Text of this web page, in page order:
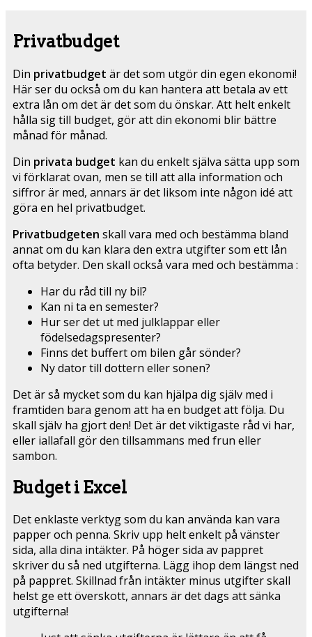
Privatbudget
Din privatbudget är det som utgör din egen ekonomi!
Här ser du också om du kan hantera att betala av ett
extra lån om det är det som du önskar. Att helt enkelt
hålla sig till budget, gör att din ekonomi blir bättre
månad för månad.
Din privata budget kan du enkelt själva sätta upp som
vi förklarat ovan, men se till att alla information och
siffror är med, annars är det liksom inte någon idé att
göra en hel privatbudget.
Privatbudgeten skall vara med och bestämma bland
annat om du kan klara den extra utgifter som ett lån
ofta betyder. Den skall också vara med och bestämma :
Har du råd till ny bil?
Kan ni ta en semester?
Hur ser det ut med julklappar eller
födelsedagspresenter?
Finns det buffert om bilen går sönder?
Ny dator till dottern eller sonen?
Det är så mycket som du kan hjälpa dig själv med i
framtiden bara genom att ha en budget att följa. Du
skall själv ha gjort den! Det är det viktigaste råd vi har,
eller iallafall gör den tillsammans med frun eller
sambon.
Budget i Excel
Det enklaste verktyg som du kan använda kan vara
papper och penna. Skriv upp helt enkelt på vänster
sida, alla dina intäkter. På höger sida av pappret
skriver du så ned utgifterna. Lägg ihop dem längst ned
på pappret. Skillnad från intäkter minus utgifter skall
helst ge ett överskott, annars är det dags att sänka
utgifterna!